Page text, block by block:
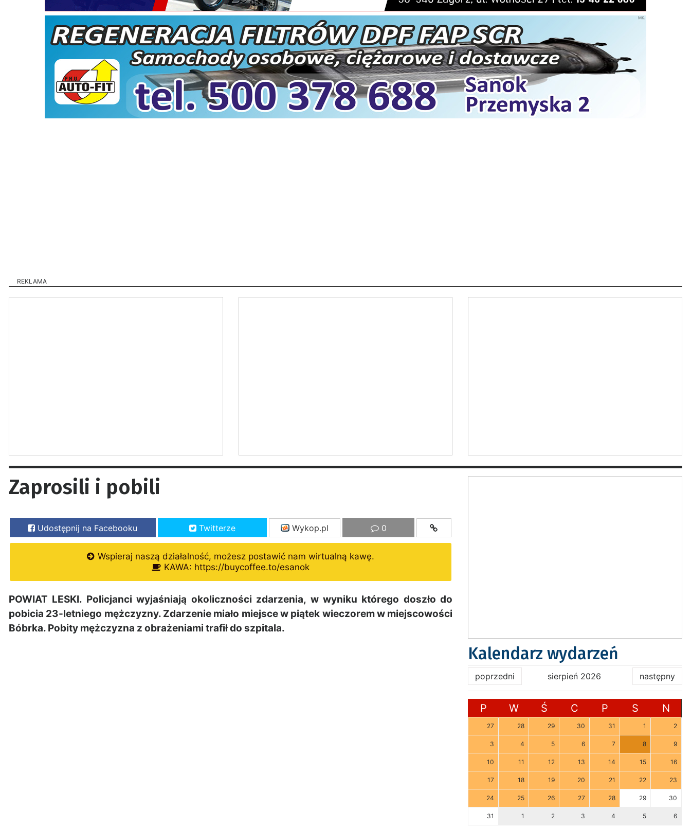
REKLAMA
Zaprosili i pobili
Udostępnij na Facebooku Twitterze Wykop.pl 0
Wspieraj naszą działalność, możesz postawić nam wirtualną kawę.
KAWA: https://buycoffee.to/esanok
POWIAT LESKI. Policjanci wyjaśniają okoliczności zdarzenia, w wyniku którego doszło do
pobicia 23-letniego mężczyzny. Zdarzenie miało miejsce w piątek wieczorem w miejscowości
Bóbrka. Pobity mężczyzna z obrażeniami trafił do szpitala.
Kalendarz wydarzeń
poprzedni sierpień 2026 następny
P W Ś C P S N
27 28 29 30 31 1 2
3 4 5 6 7 8 9
10 11 12 13 14 15 16
17 18 19 20 21 22 23
24 25 26 27 28 29 30
31 1 2 3 4 5 6